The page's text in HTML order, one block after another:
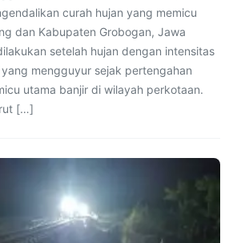
curah hujan yang memicu
dan Kabupaten Grobogan, Jawa
setelah hujan dengan intensitas
mengguyur sejak pertengahan
utama banjir di wilayah perkotaan.
[…]